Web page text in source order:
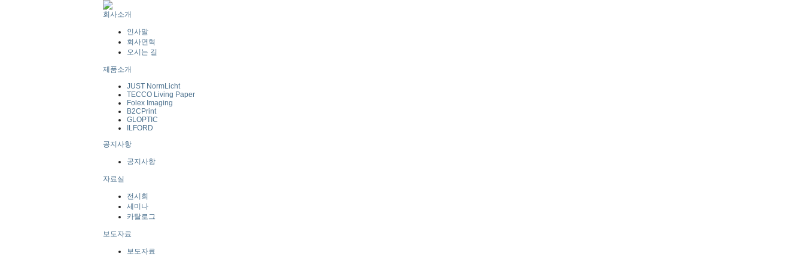
회사소개
인사말
회사연혁
오시는 길
제품소개
JUST NormLicht
TECCO Living Paper
Folex Imaging
B2CPrint
GLOPTIC
ILFORD
공지사항
공지사항
자료실
전시회
세미나
카탈로그
보도자료
보도자료